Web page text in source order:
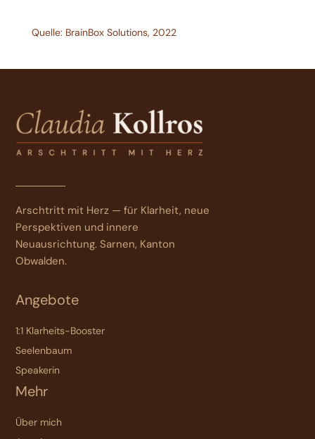
Quelle: BrainBox Solutions, 2022
Arschtritt mit Herz — für Klarheit, neue
Perspektiven und innere
Neuausrichtung. Sarnen, Kanton
Obwalden.
Angebote
1:1 Klarheits-Booster
Seelenbaum
Speakerin
Mehr
Über mich